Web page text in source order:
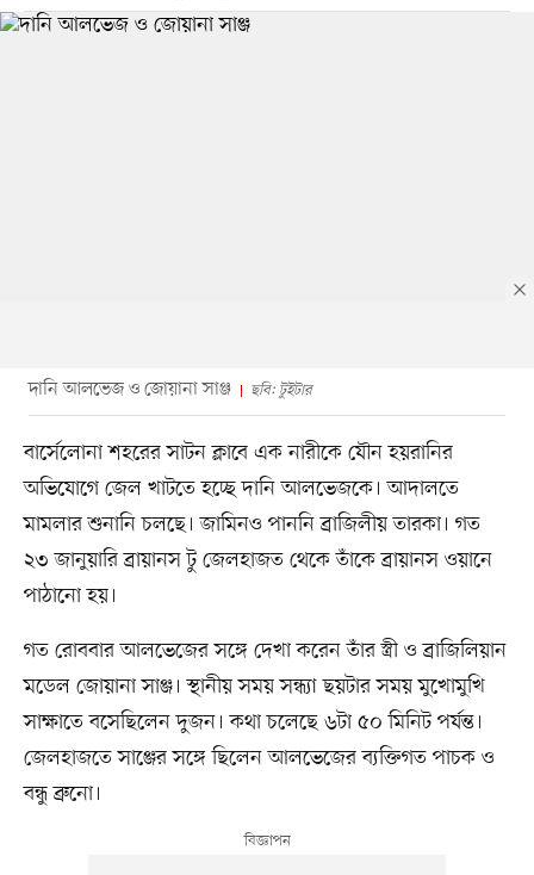
দানি আলভেজ ও জোয়ানা সাঞ্জ ছবি: টুইটার
বার্সেলোনা শহরের সাটন ক্লাবে এক নারীকে যৌন হয়রানির
অভিযোগে জেল খাটতে হচ্ছে দানি আলভেজকে। আদালতে
মামলার শুনানি চলছে। জামিনও পাননি ব্রাজিলীয় তারকা। গত
২৩ জানুয়ারি ব্রায়ানস টু জেলহাজত থেকে তাঁকে ব্রায়ানস ওয়ানে
পাঠানো হয়।
গত রোববার আলভেজের সঙ্গে দেখা করেন তাঁর স্ত্রী ও ব্রাজিলিয়ান
মডেল জোয়ানা সাঞ্জ। স্থানীয় সময় সন্ধ্যা ছয়টার সময় মুখোমুখি
সাক্ষাতে বসেছিলেন দুজন। কথা চলেছে ৬টা ৫০ মিনিট পর্যন্ত।
জেলহাজতে সাঞ্জের সঙ্গে ছিলেন আলভেজের ব্যক্তিগত পাচক ও
বন্ধু ব্রুনো।